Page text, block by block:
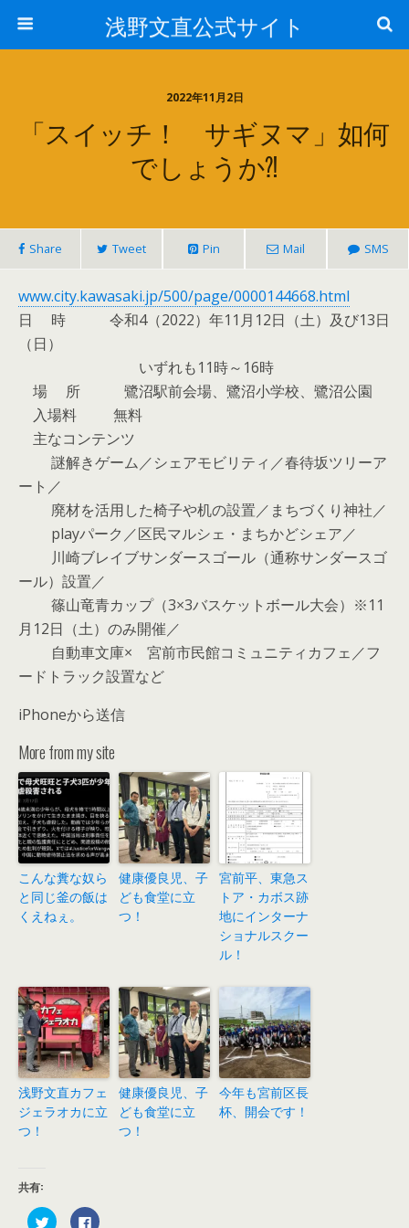
浅野文直公式サイト
2022年11月2日
「スイッチ！ サギヌマ」如何
でしょうか⁈
Share Tweet Pin Mail SMS
www.city.kawasaki.jp/500/page/0000144668.html
日 時 令和4（2022）年11月12日（土）及び13日
（日）
いずれも11時～16時
場 所 鷺沼駅前会場、鷺沼小学校、鷺沼公園
入場料 無料
主なコンテンツ
謎解きゲーム／シェアモビリティ／春待坂ツリーア
ート／
廃材を活用した椅子や机の設置／まちづくり神社／
playパーク／区民マルシェ・まちかどシェア／
川崎ブレイブサンダースゴール（通称サンダースゴ
ール）設置／
篠山竜青カップ（3×3バスケットボール大会）※11
月12日（土）のみ開催／
自動車文庫× 宮前市民館コミュニティカフェ／フ
ードトラック設置など
iPhoneから送信
More from my site
こんな糞な奴ら
と同じ釜の飯は
くえねぇ。
健康優良児、子
ども食堂に立
つ！
宮前平、東急ス
トア・カボス跡
地にインターナ
ショナルスクー
ル！
浅野文直カフェ
ジェラオカに立
つ！
健康優良児、子
ども食堂に立
つ！
今年も宮前区長
杯、開会です！
共有:
ク F